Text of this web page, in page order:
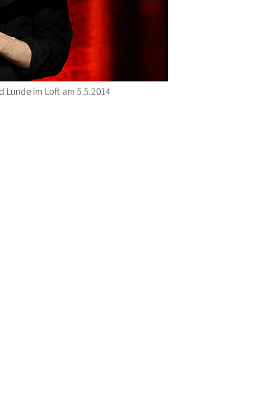
Lunde im Loft am 5.5.2014